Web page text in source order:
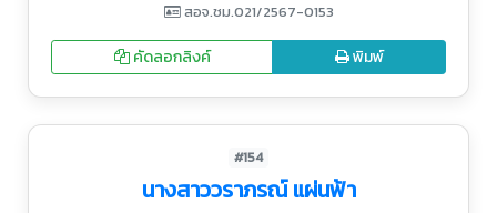
สอจ.ชม.021/2567-0153
คัดลอกลิงค์ พิมพ์
#154
นางสาววราภรณ์ แผ่นฟ้า